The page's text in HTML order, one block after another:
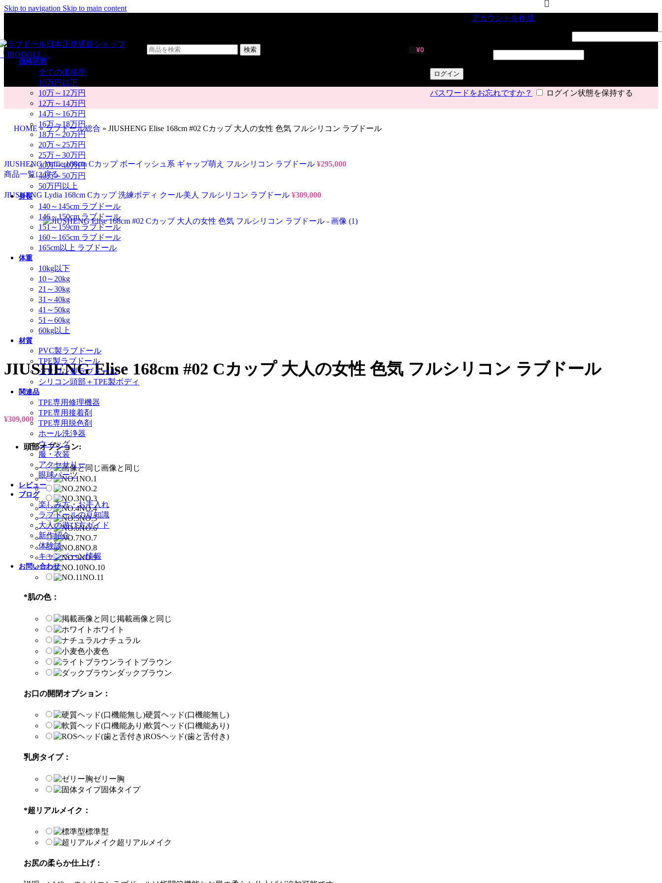
Skip to navigation Skip to main content
検索 ¥0
アカウントを作成
ログイン
パスワードをお忘れですか？ ログイン状態を保持する
価格区間
全ての価格帯
10万円以下
10万～12万円
12万～14万円
14万～16万円
16万～18万円
18万～20万円
20万～25万円
25万～30万円
30万～40万円
40万～50万円
50万円以上
身長
140～145cm ラブドール
146～150cm ラブドール
151～159cm ラブドール
160～165cm ラブドール
165cm以上 ラブドール
体重
10kg以下
10～20kg
21～30kg
31～40kg
41～50kg
51～60kg
60kg以上
材質
PVC製ラブドール
TPE製ラブドール
シリコン製ラブドール
シリコン頭部＋TPE製ボディ
関連品
TPE専用修理機器
TPE専用接着剤
TPE専用脱色剤
ホール洗浄器
ウィッグ
服・衣装
アクセサリー
眼球パーツ
レビュー
ブログ
楽しみ方・お手入れ
ラブドールの豆知識
大人の遊び方ガイド
新作紹介
体験談
キャンペーン情報
お問い合わせ
HOME»ラブドール総合 » JIUSHENG Elise 168cm #02 Cカップ 大人の女性 色気 フルシリコン ラブドール
JIUSHENG Yuffie 168cm Cカップ ボーイッシュ系 ギャップ萌え フルシリコン ラブドール ¥295,000
商品一覧に戻る
JIUSHENG Lydia 168cm Cカップ 洗練ボディ クール美人 フルシリコン ラブドール ¥309,000
JIUSHENG Elise 168cm #02 Cカップ 大人の女性 色気 フルシリコン ラブドール
¥309,000
頭部オプション:
画像と同じ
NO.1
NO.2
NO.3
NO.4
NO.5
NO.6
NO.7
NO.8
NO.9
NO.10
NO.11
*肌の色：
掲載画像と同じ
ホワイト
ナチュラル
小麦色
ライトブラウン
ダックブラウン
お口の開閉オプション：
硬質ヘッド(口機能無し)
軟質ヘッド(口機能あり)
ROSヘッド(歯と舌付き)
乳房タイプ：
ゼリー胸
固体タイプ
*超リアルメイク：
標準型
超リアルメイク
お尻の柔らか仕上げ：